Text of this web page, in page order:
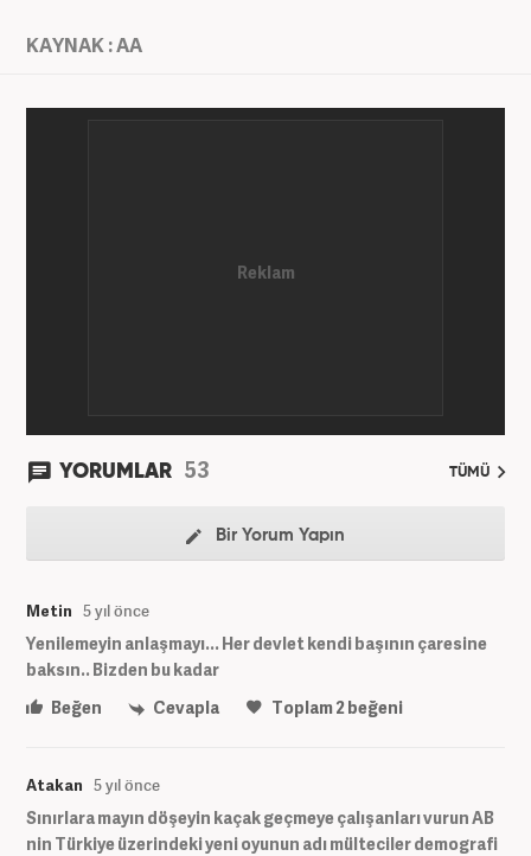
KAYNAK : AA
YORUMLAR 53 TÜMÜ
Bir Yorum Yapın
Metin 5 yıl önce
Yenilemeyin anlaşmayı... Her devlet kendi başının çaresine
baksın.. Bizden bu kadar
Beğen
Cevapla Toplam2beğeni
Atakan 5 yıl önce
Sınırlara mayın döşeyin kaçak geçmeye çalışanları vurun AB
nin Türkiye üzerindeki yeni oyunun adı mülteciler demografi